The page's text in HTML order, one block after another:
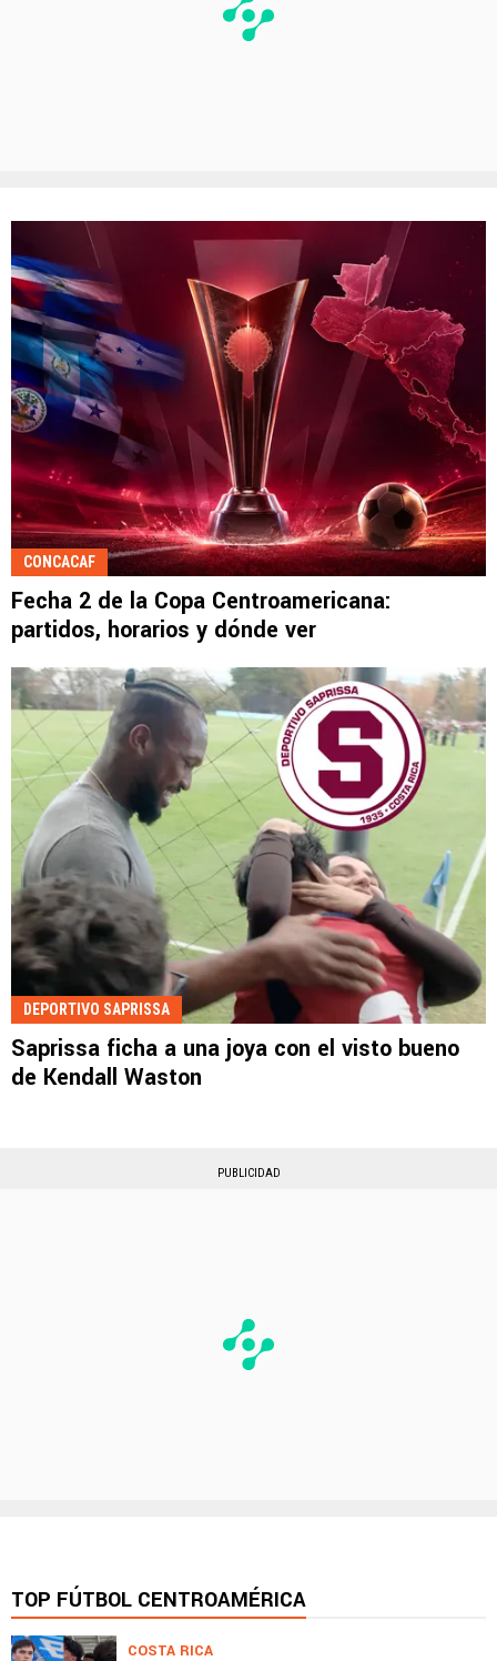
CONCACAF
Fecha 2 de la Copa Centroamericana:
partidos, horarios y dónde ver
DEPORTIVO SAPRISSA
Saprissa ficha a una joya con el visto bueno
de Kendall Waston
PUBLICIDAD
TOP FÚTBOL CENTROAMÉRICA
COSTA RICA